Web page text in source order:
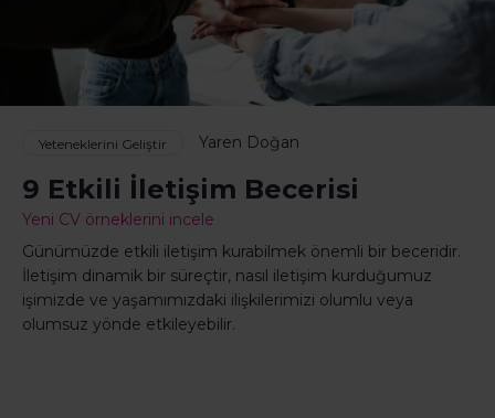
Yeteneklerini Geliştir Yaren Doğan
9 Etkili İletişim Becerisi
Yeni CV örneklerini incele
Günümüzde etkili iletişim kurabilmek önemli bir beceridir.
İletişim dinamik bir süreçtir, nasıl iletişim kurduğumuz
işimizde ve yaşamımızdaki ilişkilerimizi olumlu veya
olumsuz yönde etkileyebilir.